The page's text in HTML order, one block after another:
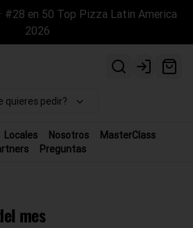
#28 en 50 Top Pizza Latin America
2026
Login
quieres pedir?
Locales Nosotros
MasterClass
Preguntas
mes